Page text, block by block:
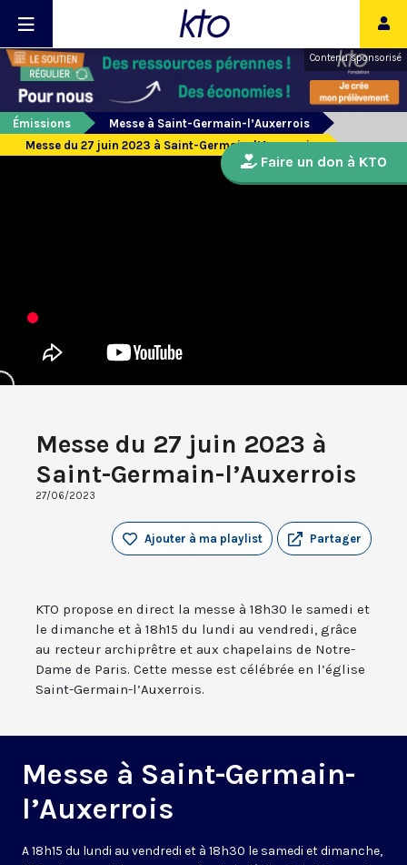
Contenu sponsorisé
Émissions
Messe à Saint-Germain-l’Auxerrois
Messe du 27 juin 2023 à Saint-Germain-l’Auxerrois
Messe du 27 juin 2023 à
Saint-Germain-l’Auxerrois
27/06/2023
Partager
Ajouter à ma playlist
KTO propose en direct la messe à 18h30 le samedi et
le dimanche et à 18h15 du lundi au vendredi, grâce
au recteur archiprêtre et aux chapelains de Notre-
Dame de Paris. Cette messe est célébrée en l’église
Saint-Germain-l’Auxerrois.
Messe à Saint-Germain-
l’Auxerrois
A 18h15 du lundi au vendredi et à 18h30 le samedi et dimanche,
Faire un don à KTO